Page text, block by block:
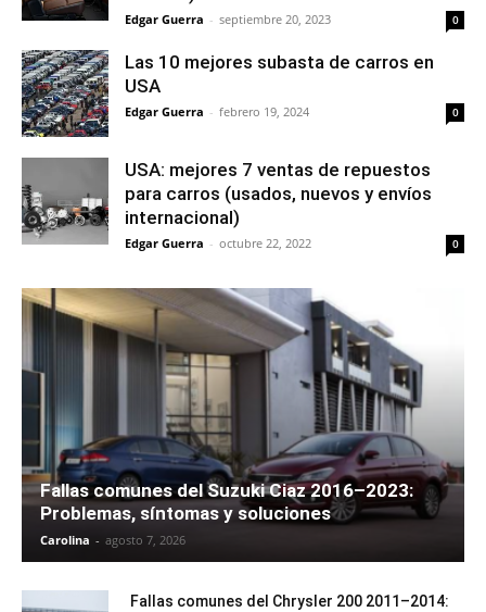
Edgar Guerra - septiembre 20, 2023 0
Las 10 mejores subasta de carros en
USA
Edgar Guerra - febrero 19, 2024 0
USA: mejores 7 ventas de repuestos
para carros (usados, nuevos y envíos
internacional)
Edgar Guerra - octubre 22, 2022 0
Fallas comunes del Suzuki Ciaz 2016–2023:
Problemas, síntomas y soluciones
Carolina - agosto 7, 2026
Fallas comunes del Chrysler 200 2011–2014: